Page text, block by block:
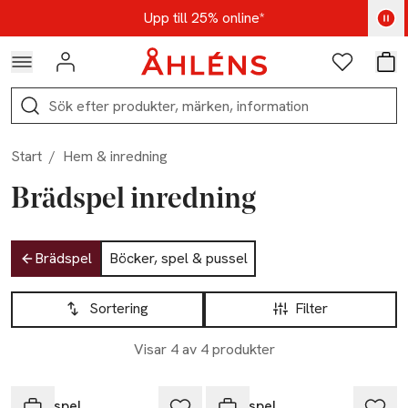
Hoppa till navigationsmenynUpp till 25% online*
Kod: AUG25 - Shoppa nu
Logga in Favoriter
Sök
Start / Hem & inredning
Brädspel inredning
Hoppa till produktsidan
Brädspel
Böcker, spel & pussel
Hoppa till produktsidan
Filter
Sortering
Visar 4 av 4 produkter
Lista över produkter